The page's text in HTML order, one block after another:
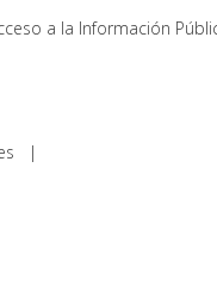
a la Información
|